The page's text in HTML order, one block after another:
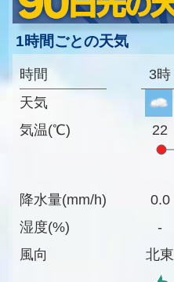
1時間ごとの天気
時間
天気
気温(℃)
降水量(mm/h)
湿度(%)
風向
3時
22
0.0
-
北東